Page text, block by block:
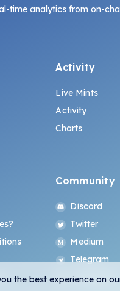
time analytics from on-
Activity
Live Mints
Activity
Charts
Community
Discord
Twitter
Medium
Telegram
Instagram
the best experience on